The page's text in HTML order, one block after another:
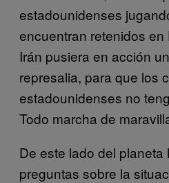
estadounidenses
encuentran retenidos
Irán pusiera en acción
represalia, para que los
estadounidenses no
Todo marcha de
De este lado del planeta
preguntas sobre la